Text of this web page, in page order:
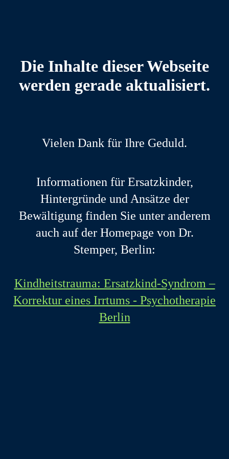
Die Inhalte dieser Webseite
werden gerade aktualisiert.
Vielen Dank für Ihre Geduld.
Informationen für Ersatzkinder,
Hintergründe und Ansätze der
Bewältigung finden Sie unter anderem
auch auf der Homepage von Dr.
Stemper, Berlin:
Kindheitstrauma: Ersatzkind-Syndrom –
Korrektur eines Irrtums - Psychotherapie
Berlin